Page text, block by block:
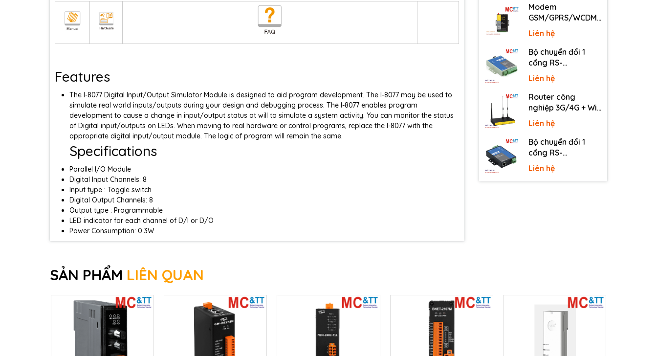
Features
The I-8077 Digital Input/Output Simulator Module is designed to aid program development. The I-8077 may be used to
simulate real world inputs/outputs during your design and debugging process. The I-8077 enables program
development to cause a change in input/output status at will to simulate a system activity. You can monitor the status
of Digital input/outputs on LEDs. When moving to real hardware or control programs, replace the I-8077 with the
appropriate digital input/output module. The logic of program will remain the same.
Specifications
Parallel I/O Module
Digital Input Channels: 8
Input type : Toggle switch
Digital Output Channels: 8
Output type : Programmable
LED indicator for each channel of D/I or D/O
Power Consumption: 0.3W
Modem
GSM/GPRS/WCDMA
(3G)/LTE (4G) IP
Four-Faith F2816 V4
Liên hệ
Bộ chuyển đổi 1
cổng RS-
232/485/422 sang
quang 3onedata
MODEL277-S-SC-
20KM (Dual fiber,
20KM)
Liên hệ
Router công
nghiệp 3G/4G + Wi-
Fi + APN/VPN Four-
Faith F3436
Liên hệ
Bộ chuyển đổi 1
cổng RS-
232/485/422 sang
Ethernet 3onedata
NP301
Liên hệ
SẢN PHẨM LIÊN QUAN